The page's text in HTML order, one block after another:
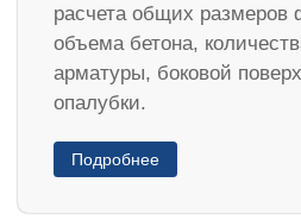
расчета общих размеров
объема бетона,
арматуры, боковой
опалубки.
Подробнее